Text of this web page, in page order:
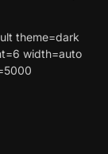
theme=dark
width=auto